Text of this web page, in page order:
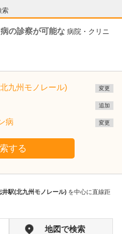
索
の診察が可能な 病院・クリニ
九州モノレール) 変更
追加
病 変更
する
井駅(北九州モノレール) を中心に直線距
地図で検索